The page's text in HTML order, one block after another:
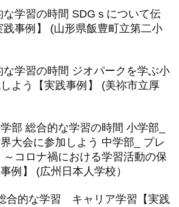
な学習の時間 SDGｓについて伝
践事例】 (山形県飯豊町立第二小
な学習の時間 ジオパークを学ぶ小
よう【実践事例】 (美祢市立厚
部 総合的な学習の時間 小学部_
大会に参加しよう 中学部_ プレ
～コロナ禍における学習活動の保
例】 (広州日本人学校）
合的な学習 キャリア学習【実践